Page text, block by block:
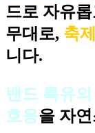
드로 자유
무대로, 축
니다.
밴드 특유
호응을 자